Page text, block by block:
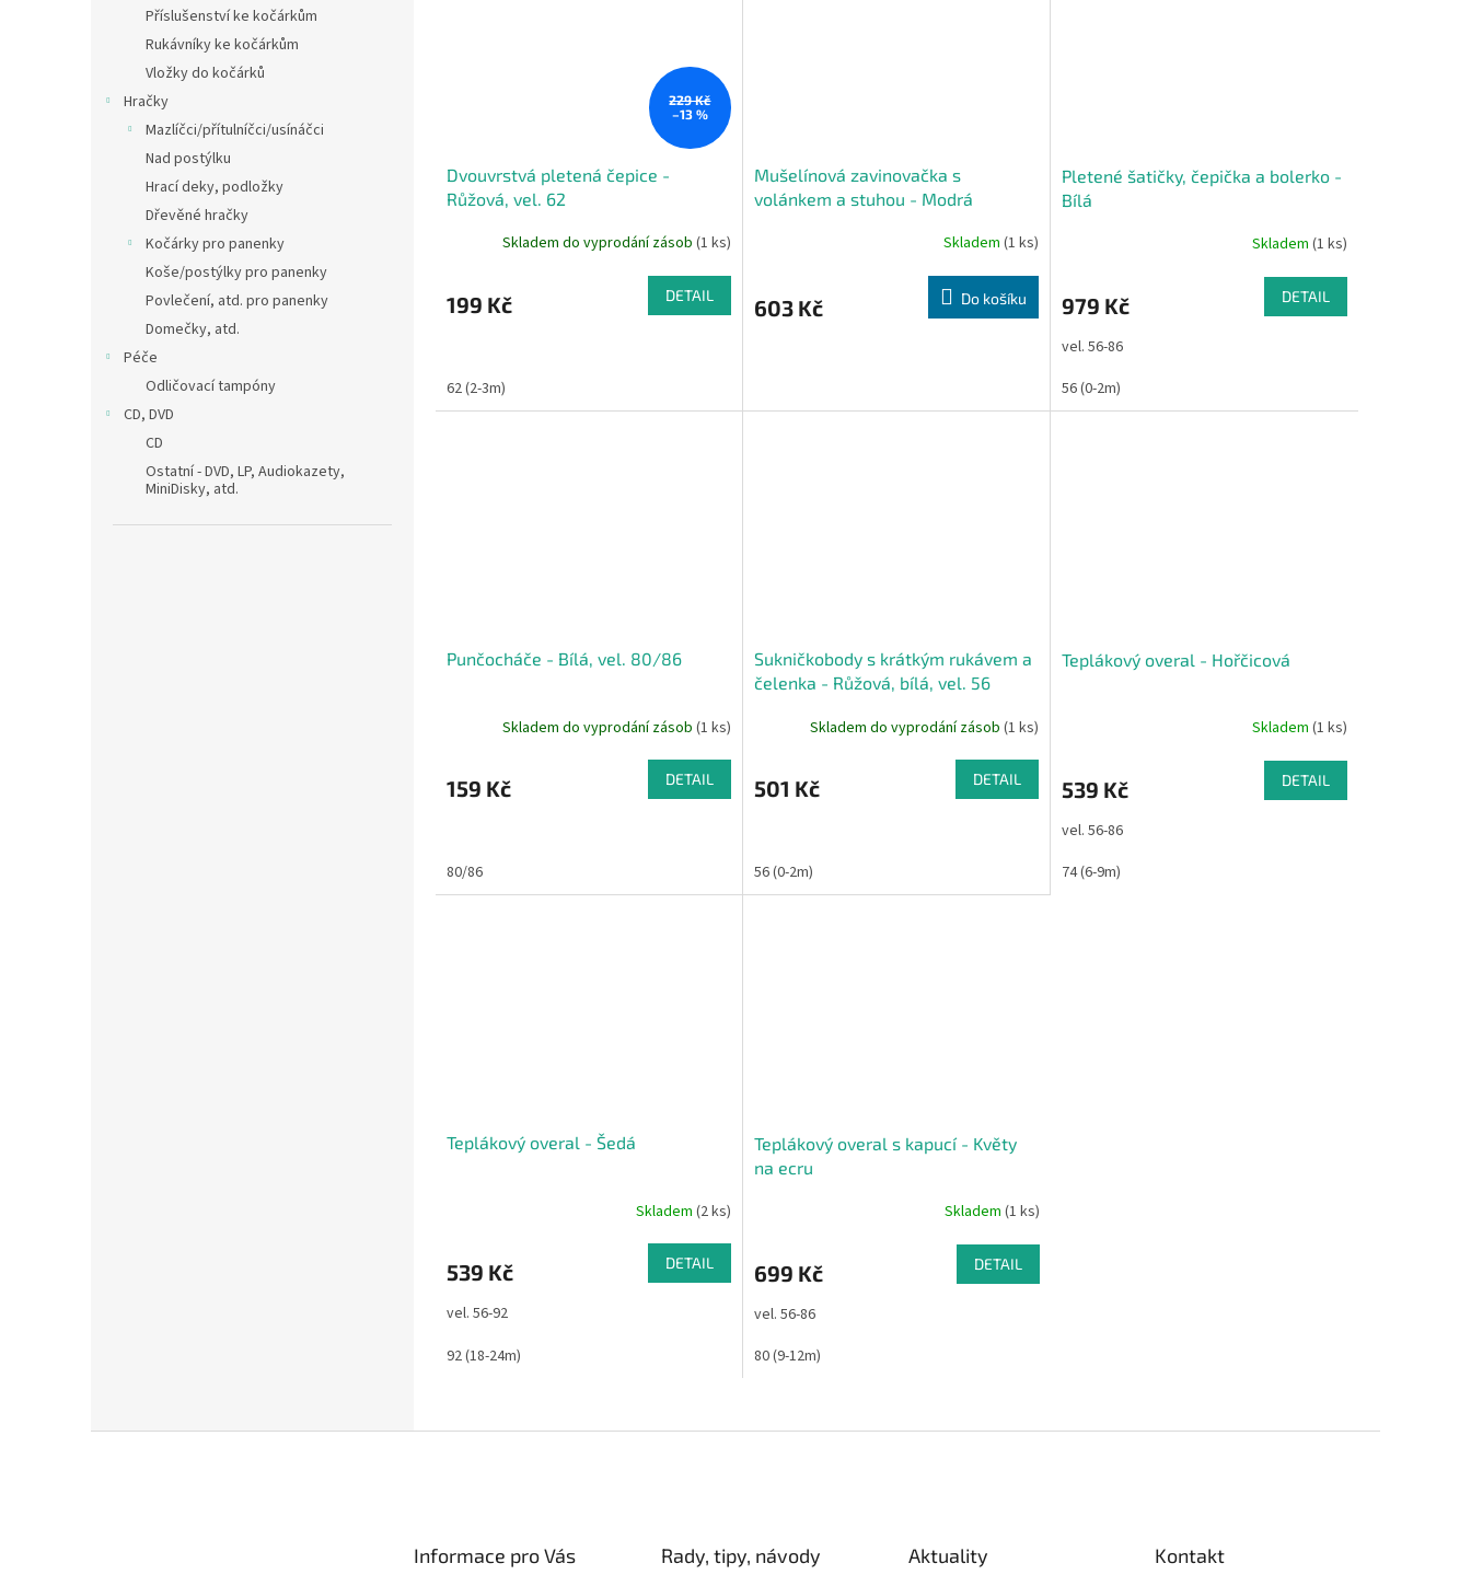
Příslušenství ke kočárkům
Rukávníky ke kočárkům
Vložky do kočárků
Hračky
Mazlíčci/přítulníčci/usínáčci
Nad postýlku
Hrací deky, podložky
Dřevěné hračky
Kočárky pro panenky
Koše/postýlky pro panenky
Povlečení, atd. pro panenky
Domečky, atd.
Péče
Odličovací tampóny
CD, DVD
CD
Ostatní - DVD, LP, Audiokazety,
MiniDisky, atd.
229 Kč
–13 %
Dvouvrstvá pletená čepice -
Růžová, vel. 62
Skladem do vyprodání zásob (1 ks)
199 Kč DETAIL
62 (2-3m)
Mušelínová zavinovačka s
volánkem a stuhou - Modrá
Skladem (1 ks)
603 Kč Do košíku
Pletené šatičky, čepička a bolerko -
Bílá
Skladem (1 ks)
979 Kč DETAIL
vel. 56-86
56 (0-2m)
Punčocháče - Bílá, vel. 80/86
Skladem do vyprodání zásob (1 ks)
159 Kč DETAIL
80/86
Sukničkobody s krátkým rukávem a
čelenka - Růžová, bílá, vel. 56
Skladem do vyprodání zásob (1 ks)
501 Kč DETAIL
56 (0-2m)
Teplákový overal - Hořčicová
Skladem (1 ks)
539 Kč DETAIL
vel. 56-86
74 (6-9m)
Teplákový overal - Šedá
Skladem (2 ks)
539 Kč DETAIL
vel. 56-92
92 (18-24m)
Teplákový overal s kapucí - Květy
na ecru
Skladem (1 ks)
699 Kč DETAIL
vel. 56-86
80 (9-12m)
v
Informace pro Vás Rady, tipy, návody Aktuality Kontakt